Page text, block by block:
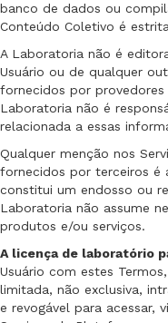
banco de dados ou
Conteúdo Coletivo é
A Laboratoria não é
Usuário ou de qualquer
fornecidos por
Laboratoria não é
relacionada a essas
Qualquer menção nos
fornecidos por terceiros é
constitui um endosso ou
Laboratoria não assume
produtos e/ou serviços.
A licença de laboratório
Usuário com estes
limitada, não exclusiva,
e revogável para acessar,